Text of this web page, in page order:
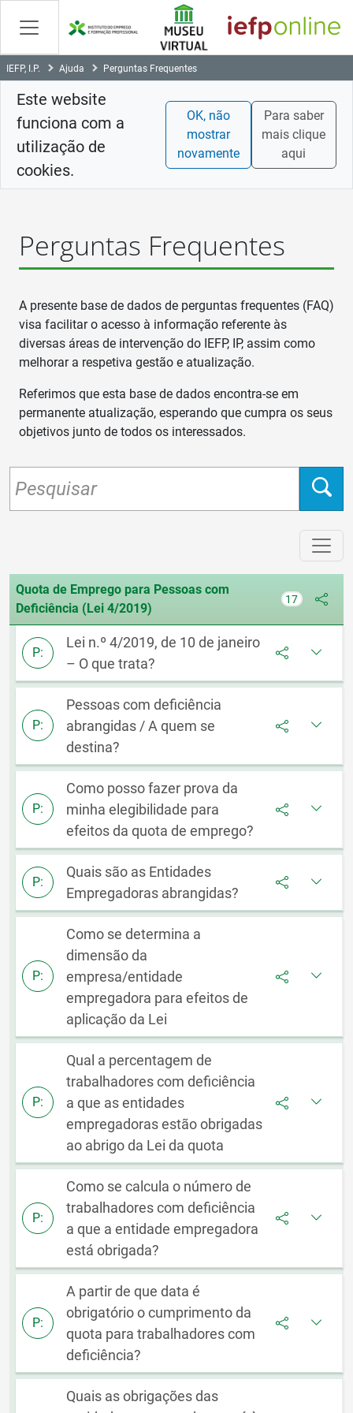
Skip
Content
IEFP, I.P. Ajuda Perguntas Frequentes
Este website
funciona com a
utilização de
cookies.
OK, não
mostrar
novamente
Para saber
mais clique
aqui
Perguntas Frequentes
A presente base de dados de perguntas frequentes (FAQ)
visa facilitar o acesso à informação referente às
diversas áreas de intervenção do IEFP, IP, assim como
melhorar a respetiva gestão e atualização.
Referimos que esta base de dados encontra-se em
permanente atualização, esperando que cumpra os seus
objetivos junto de todos os interessados.
Quota de Emprego para Pessoas com
Deficiência (Lei 4/2019)
17
P:
Lei n.º 4/2019, de 10 de janeiro
– O que trata?
P:
Pessoas com deficiência
abrangidas / A quem se
destina?
P:
Como posso fazer prova da
minha elegibilidade para
efeitos da quota de emprego?
P:
Quais são as Entidades
Empregadoras abrangidas?
P:
Como se determina a
dimensão da
empresa/entidade
empregadora para efeitos de
aplicação da Lei
P:
Qual a percentagem de
trabalhadores com deficiência
a que as entidades
empregadoras estão obrigadas
ao abrigo da Lei da quota
P:
Como se calcula o número de
trabalhadores com deficiência
a que a entidade empregadora
está obrigada?
P:
A partir de que data é
obrigatório o cumprimento da
quota para trabalhadores com
deficiência?
Quais as obrigações das